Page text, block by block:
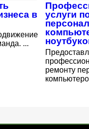
в
...
услуги
ремонту